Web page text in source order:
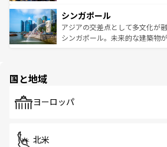
参照してほしい。
激する。気候は一年中温暖で、
が待っている。親しみやすいタ
た文化、そして多様な観光資源
み、どこを訪れても感動するは
ており、効率よく見どころを回
うな絶景から文化的な体験まで
シンガポール
アジアの交差点として多文化が
シンガポール。未来的な建築物
で、ホーカーズは地元の風情を
国と地域
ヨーロッパ
北米